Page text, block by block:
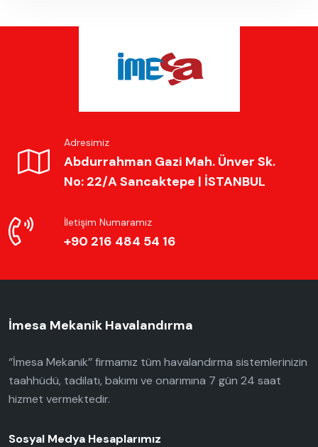
İletişim Numaramız
+90 216 484 54 16
Adresimiz
Abdurrahman Gazi Mah. Ünver Sk.
No: 22/A Sancaktepe | İSTANBUL
İmesa Mekanik Havalandırma
‘’İmesa Mekanik’’ firmamız tüm havalandırma sistemlerinizin
taahhüdü, tadilatı, bakımı ve onarımına 7 gün 24 saat
hizmet vermektedir.
Sosyal Medya Hesaplarımız